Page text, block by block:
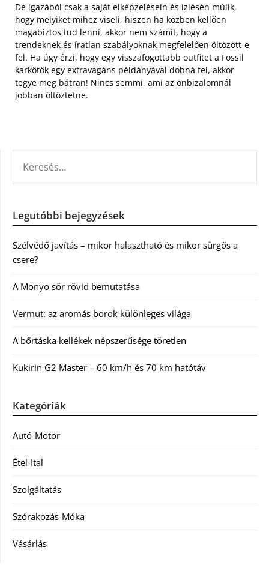
De igazából csak a saját elképzelésein és ízlésén múlik,
hogy melyiket mihez viseli, hiszen ha közben kellően
magabiztos tud lenni, akkor nem számít, hogy a
trendeknek és íratlan szabályoknak megfelelően öltözött-e
fel. Ha úgy érzi, hogy egy visszafogottabb outfitet a Fossil
karkötők egy extravagáns példányával dobná fel, akkor
tegye meg bátran! Nincs semmi, ami az önbizalomnál
jobban öltöztetne.
Legutóbbi bejegyzések
Szélvédő javítás – mikor halasztható és mikor sürgős a
csere?
A Monyo sör rövid bemutatása
Vermut: az aromás borok különleges világa
A bőrtáska kellékek népszerűsége töretlen
Kukirin G2 Master – 60 km/h és 70 km hatótáv
Kategóriák
Autó-Motor
Étel-Ital
Szolgáltatás
Szórakozás-Móka
Vásárlás